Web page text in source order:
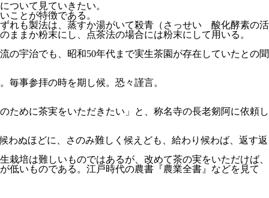
ついて見ていきたい。
ことが特徴である。
れも製法は、蒸すか湯がいて殺青（さっせい 酸化酵素の活
まか粉末にし、点茶法の場合には粉末にして用いる。
の宇治でも、昭和50年代まで実生茶園が存在していたとの聞
事参拝の時を期し候。恐々謹言。
ために茶実をいただきたい」と、称名寺の長老剱阿に依頼し
ほどに、さのみ難しく候えども、給わり候わば、返す返
培は難しいものではあるが、改めて茶の実をいただけば、
低いものである。江戸時代の農書『農業全書』などを見て